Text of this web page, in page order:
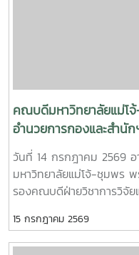
ตามความต้องการของตลา
สถานประกอบการเป็นแหล่
เสริมสร้างประสบการณ์วิชา
และเตรียมความพร้อมก่อนเ
การผลิตบัณฑิตที่มีคุณภาพ
การพัฒนาประเทศได้อย่าง
คณบดีมหาวิทยาลัยแม่
อำนวยการกองและสำนั
วันที่ 14 กรกฎาคม 2569
มหาวิทยาลัยแม่โจ้-ชุมพร
รองคณบดีฝ่ายวิชาการวิจัย
ผู้อำนวยการสำนักงานคณบ
ต้อนรับคณบดี ผู้อำนวยการ
15 กรกฎาคม 2569